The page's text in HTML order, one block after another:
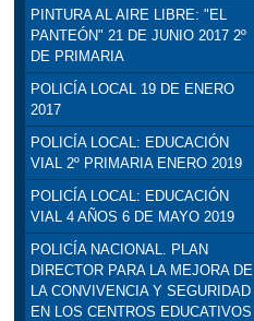
PINTURA AL AIRE LIBRE: "EL
PANTEÓN" 21 DE JUNIO 2017 2º
DE PRIMARIA
POLICÍA LOCAL 19 DE ENERO
2017
POLICÍA LOCAL: EDUCACIÓN
VIAL 2º PRIMARIA ENERO 2019
POLICÍA LOCAL: EDUCACIÓN
VIAL 4 AÑOS 6 DE MAYO 2019
POLICÍA NACIONAL. PLAN
DIRECTOR PARA LA MEJORA DE
LA CONVIVENCIA Y SEGURIDAD
EN LOS CENTROS EDUCATIVOS